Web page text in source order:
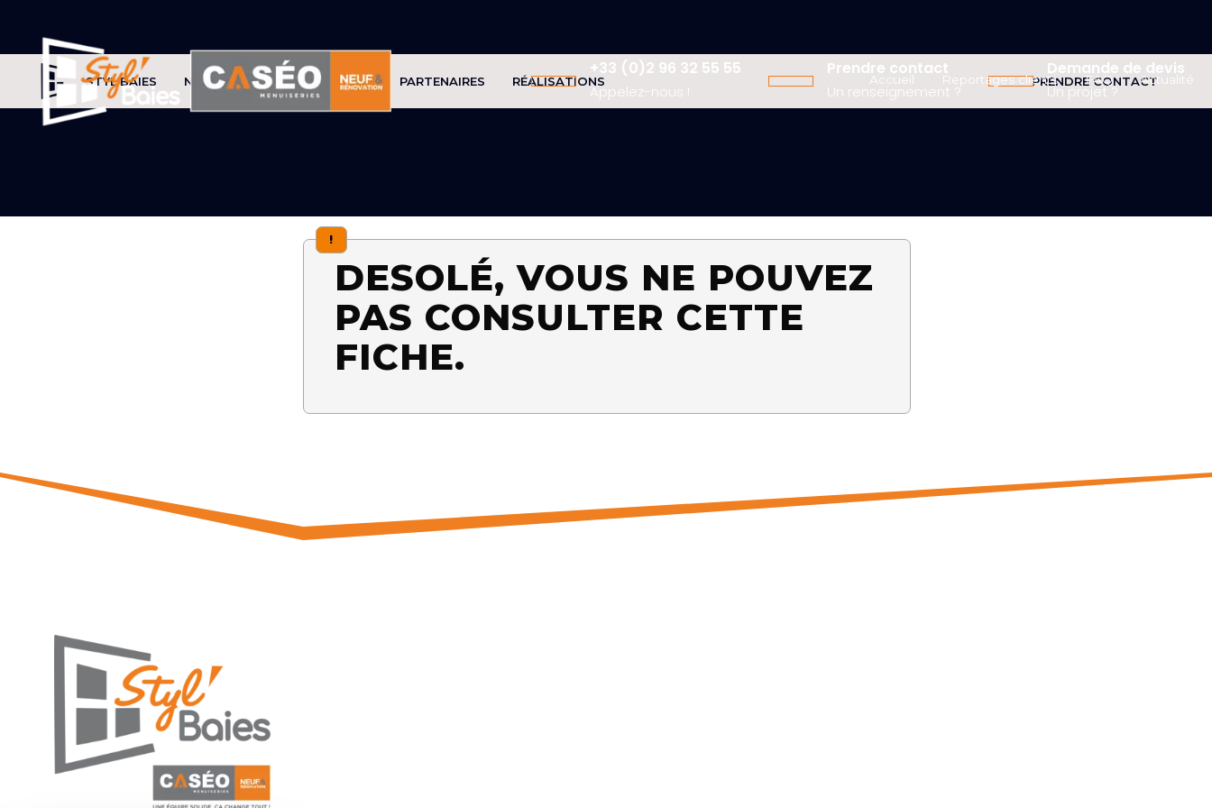
+33 (0)2 96 32 55 55
Appelez-nous !
Prendre contact
Un renseignement ?
Demande de devis
Un projet ?
Accueil Reportages clients FAQ Actualité
STYL'BAIES NOS PRODUITS CONSEILS PARTENAIRES RÉALISATIONS PRENDRE CONTACT
!
DESOLÉ, VOUS NE POUVEZ
PAS CONSULTER CETTE
FICHE.